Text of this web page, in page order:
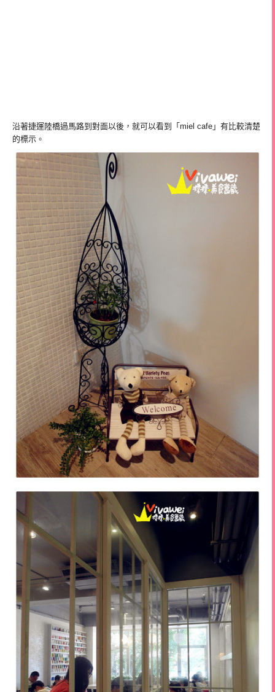
沿著捷運陸橋過馬路到對面以後，就可以看到「miel cafe」有比較清楚
的標示。